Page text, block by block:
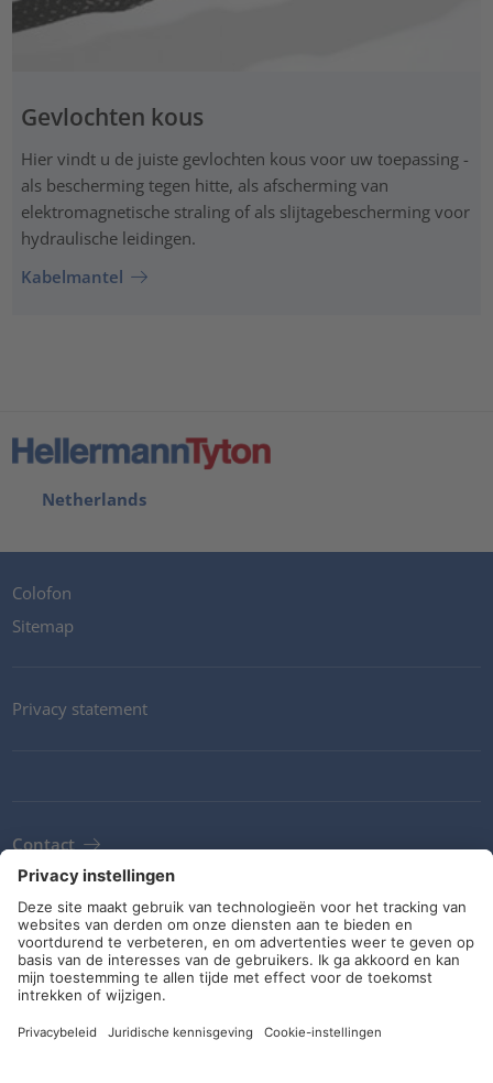
Gevlochten kous
Hier vindt u de juiste gevlochten kous voor uw toepassing -
als bescherming tegen hitte, als afscherming van
elektromagnetische straling of als slijtagebescherming voor
hydraulische leidingen.
Kabelmantel
Netherlands
Colofon
Sitemap
Privacy statement
Contact
Newsletter
ALV
Richtlijnen en verplichtingen
Sociale media